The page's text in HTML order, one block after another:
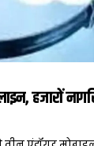
हजारों